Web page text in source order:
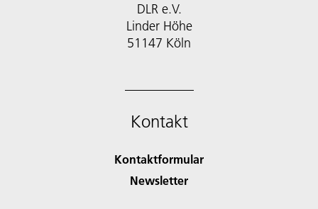
DLR e.V.
Linder Höhe
51147 Köln
Kontakt
Kontaktformular
Newsletter